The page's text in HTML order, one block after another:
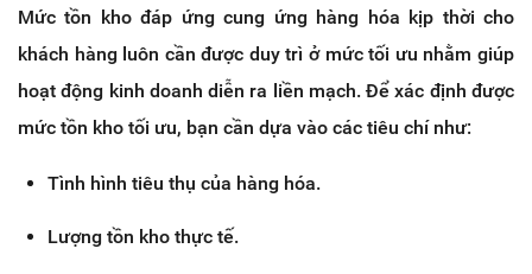
Mức tồn kho đáp ứng cung ứng hàng hóa kịp thời cho
khách hàng luôn cần được duy trì ở mức tối ưu nhằm giúp
hoạt động kinh doanh diễn ra liền mạch. Để xác định được
mức tồn kho tối ưu, bạn cần dựa vào các tiêu chí như:
Tình hình tiêu thụ của hàng hóa.
Lượng tồn kho thực tế.